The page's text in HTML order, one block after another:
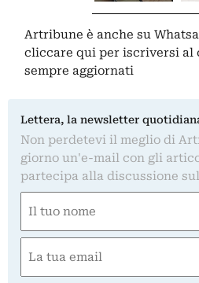
Artribune è anche su
cliccare qui per iscriversi al
sempre aggiornati
Lettera, la newsletter
Non perdetevi il meglio di
giorno un'e-mail con gli
partecipa alla discussione
(Obbligatorio)
(Obbligatorio)